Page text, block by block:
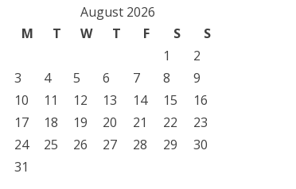
August 2026
M
T W T F S
S
1
2
3
4 5 6 7 8
9
10
11 12 13 14 15
16
17
18 19 20 21 22
23
24
25 26 27 28 29
30
31